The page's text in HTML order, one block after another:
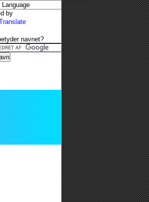
by
navnet?